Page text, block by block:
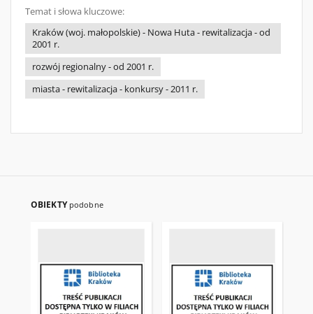
Temat i słowa kluczowe:
Kraków (woj. małopolskie) - Nowa Huta - rewitalizacja - od
2001 r.
rozwój regionalny - od 2001 r.
miasta - rewitalizacja - konkursy - 2011 r.
OBIEKTY podobne